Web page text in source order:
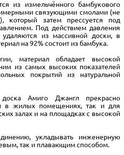
из измельчённого бамбукового
связующими смолами (не
который затем прессуется под
Под действием давления
из массивной доски, в
на 92% состоит из бамбука.
материал обладает высокой
из самых высоких показателей
покрытий из натуральной
Амиго Джангл прекрасно
в жилых помещениях, так и для
залах и на площадках с высокой
укладывать инженерную
так и плавающим способом.